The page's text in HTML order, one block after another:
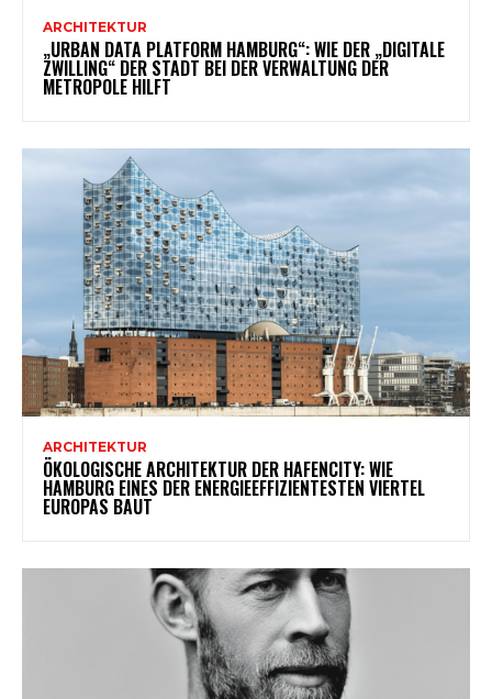
ARCHITEKTUR
„URBAN DATA PLATFORM HAMBURG“: WIE DER „DIGITALE
ZWILLING“ DER STADT BEI DER VERWALTUNG DER
METROPOLE HILFT
ARCHITEKTUR
ÖKOLOGISCHE ARCHITEKTUR DER HAFENCITY: WIE
HAMBURG EINES DER ENERGIEEFFIZIENTESTEN VIERTEL
EUROPAS BAUT